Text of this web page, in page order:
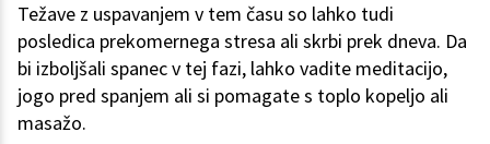
Težave z uspavanjem v tem času so lahko tudi
posledica prekomernega stresa ali skrbi prek dneva. Da
bi izboljšali spanec v tej fazi, lahko vadite meditacijo,
jogo pred spanjem ali si pomagate s toplo kopeljo ali
masažo.